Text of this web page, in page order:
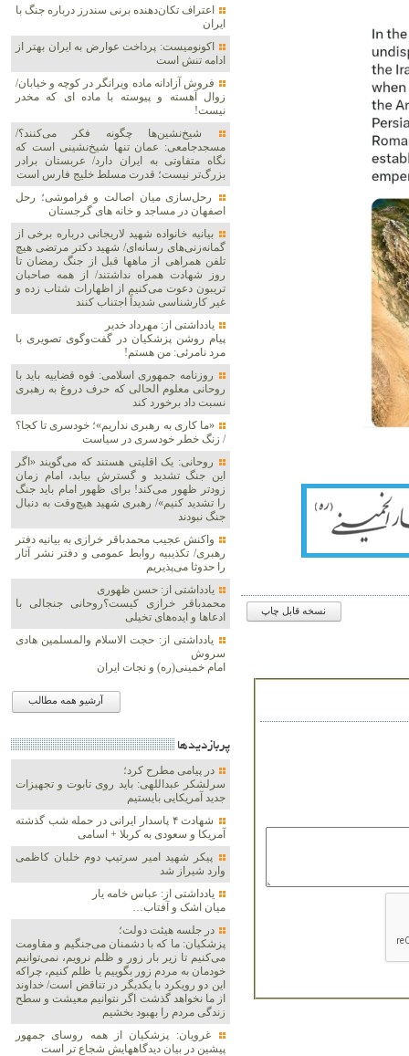
نسخه قابل چاپ
اعتراف تکان‌دهنده برنی سندرز درباره جنگ با
ایران
اکونومیست: پرداخت عوارض به ایران بهتر از
ادامه تنش است
فروش آزادانه ماده ویرانگر در کوچه و خیابان/
زوال آهسته و پیوسته با ماده ای که مخدر
نیست!
شیخ‌نشین‌ها چگونه فکر می‌کنند؟/
مسجدجامعی: عمان تنها شیخ‌نشینی است که
نگاه متفاوتی به ایران دارد/ عربستان برادر
بزرگ‌تر نیست؛ قدرت مسلط خلیج فارس است
رحل‌سازی میان اصالت و فراموشی؛ رحل
اصفهان در مساجد و خانه های گرجستان
بیانیه خانواده شهید لاریجانی درباره برخی از
گمانه‌زنی‌های رسانه‌ای/ شهید دکتر مرتضی هیچ
تلفن همراهی از ماهها قبل از جنگ رمضان تا
روز شهادت همراه نداشتند/ از همه صاحبان
تریبون دعوت می‌کنیم از اظهارات شتاب زده و
غیر کارشناسی شدیداً اجتناب کنند
یادداشتی از: مهرداد خدیر
پیام روشن پزشکیان در گفت‌و‌گوی تصویری با
مرد نامرئی: من هستم!
روزنامه جمهوری اسلامی: قوه قضاییه باید با
روحانی معلوم الحالی که حرف دروغ به رهبری
نسبت داد برخورد کند
«ما کاری به رهبری نداریم»؛ خودسری تا کجا؟
/ زنگ خطر خودسری در سیاست
روحانی: یک اقلیتی هستند که می‌گویند «اگر
این جنگ تشدید و گسترش بیابد، امام زمان
زودتر ظهور می‌کند! برای ظهور امام باید جنگ
را تشدید کنیم»/ رهبری شهید هیچ‌وقت به دنبال
جنگ نبودند
واکنش عجیب محمدباقر خرازی به بیانیه دفتر
رهبری/ تکذیبیه روابط عمومی و دفتر نشر آثار
را حدوثا می‌پذیریم
یادداشتی از: حسن ظهوری
محمدباقر خرازی کیست؟روحانی جنجالی با
ادعاها و ایده‌های تخیلی
یادداشتی از: حجت الاسلام والمسلمین هادی
سروش
امام خمینی(ره) و نجات ایران
آرشیو همه مطالب
پربازديدها
در پیامی مطرح کرد؛
سرلشکر عبداللهی: باید روی تابوت و تجهیزات
جدید آمریکایی بایستیم
شهادت ۴ پاسدار ایرانی در حمله شب گذشته
آمریکا و سعودی به کربلا + اسامی
پیکر شهید امیر سرتیپ دوم خلبان کاظمی
وارد شیراز شد
یادداشتی از: عباس خامه یار
میان اشک و آفتاب…
در جلسه هیئت دولت؛
پزشکیان: ما که با دشمنان می‌جنگیم و مقاومت
می‌کنیم تا زیر بار زور و ظلم نرویم، نمی‌توانیم
خودمان به مردم زور بگوییم یا ظلم کنیم، چراکه
این دو رویکرد با یکدیگر در تناقض است/ خداوند
از ما نخواهد گذشت اگر نتوانیم معیشت و سطح
زندگی مردم را بهبود بخشیم
غرویان: پزشکیان از همه روسای جمهور
پیشین در بیان دیدگاههایش شجاع تر است